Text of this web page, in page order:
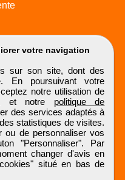
votre navigation
sur son site, dont des
En poursuivant votre
notre utilisation de
et notre politique de
des services adaptés à
statistiques de visites.
ou de personnaliser vos
"Personnaliser". Par
changer d'avis en
situé en bas de